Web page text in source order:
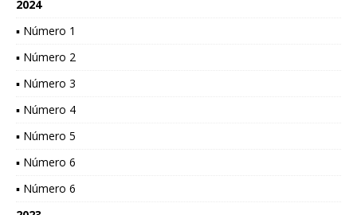
2024
▪ Número 1
▪ Número 2
▪ Número 3
▪ Número 4
▪ Número 5
▪ Número 6
▪ Número 6